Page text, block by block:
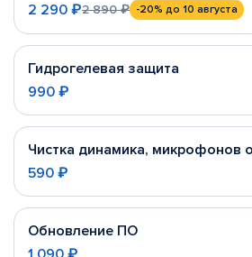
2 290 ₽2 890 ₽ -20% до 10 августа
Гидрогелевая защита
990 ₽
Чистка динамика, микрофонов
590 ₽
Обновление ПО